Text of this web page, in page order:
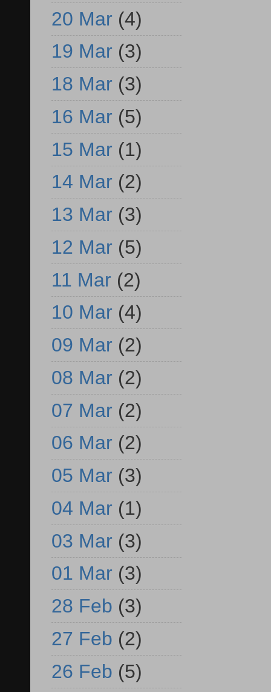
20 Mar (4)
19 Mar (3)
18 Mar (3)
16 Mar (5)
15 Mar (1)
14 Mar (2)
13 Mar (3)
12 Mar (5)
11 Mar (2)
10 Mar (4)
09 Mar (2)
08 Mar (2)
07 Mar (2)
06 Mar (2)
05 Mar (3)
04 Mar (1)
03 Mar (3)
01 Mar (3)
28 Feb (3)
27 Feb (2)
26 Feb (5)